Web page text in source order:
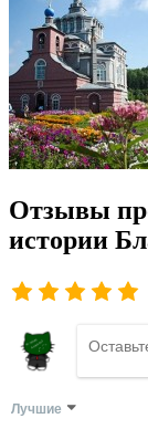
Отзывы
истории
Лучшие